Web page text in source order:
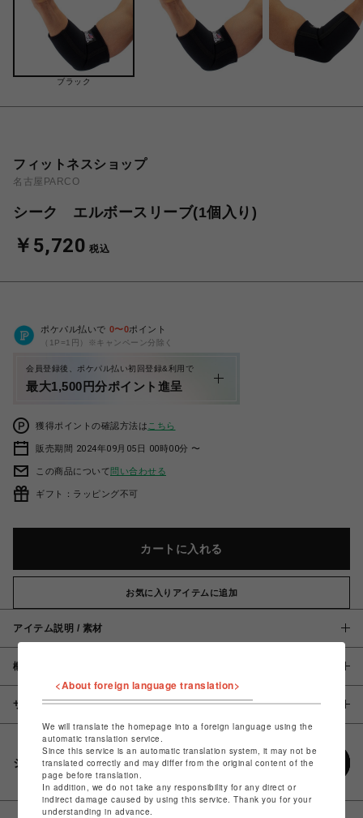
ブラック
フィットネスショップ
名古屋PARCO
シーク エルボースリーブ(1個入り)
￥5,720 税込
ポケパル払いで 0〜0ポイント
（1P=1円）※キャンペーン分除く
会員登録後、ポケパル払い初回登録&利用で
最大1,500円分ポイント進呈
獲得ポイントの確認方法は こちら
販売期間 2024年09月05日 00時00分 〜
この商品について問い合わせる
ギフト：ラッピング不可
カートに入れる
お気に入りアイテムに追加
アイテム説明 / 素材
概要
サイズ
シェアする
<About foreign language translation>
We will translate the homepage into a foreign language using the
automatic translation service.
Since this service is an automatic translation system, it may not be
translated correctly and may differ from the original content of the
page before translation.
In addition, we do not take any responsibility for any direct or
indirect damage caused by using this service. Thank you for your
understanding in advance.